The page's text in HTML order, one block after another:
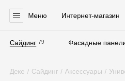
Меню Интернет-магазин
Сайдинг 79 Фасадные
Деке / Сайдинг / Аксессуары /